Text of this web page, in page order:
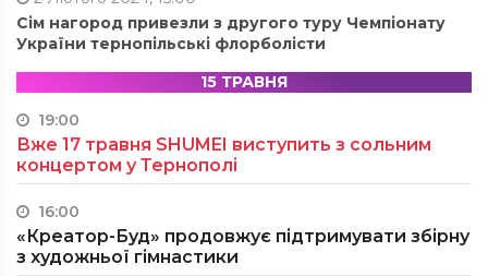
Сім нагород привезли з другого туру Чемпіонату
України тернопільські флорболісти
15 ТРАВНЯ
19:00
Вже 17 травня SHUMEI виступить з сольним
концертом у Тернополі
16:00
«Креатор-Буд» продовжує підтримувати збірну
з художньої гімнастики